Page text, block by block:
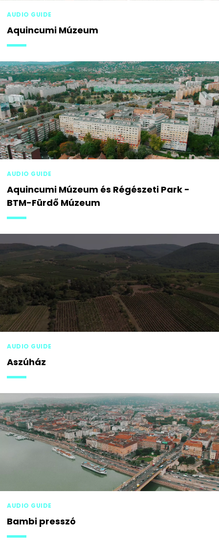
AUDIO GUIDE
Aquincumi Múzeum
AUDIO GUIDE
Aquincumi Múzeum és Régészeti Park -
BTM-Fürdő Múzeum
AUDIO GUIDE
Aszúház
AUDIO GUIDE
Bambi presszó